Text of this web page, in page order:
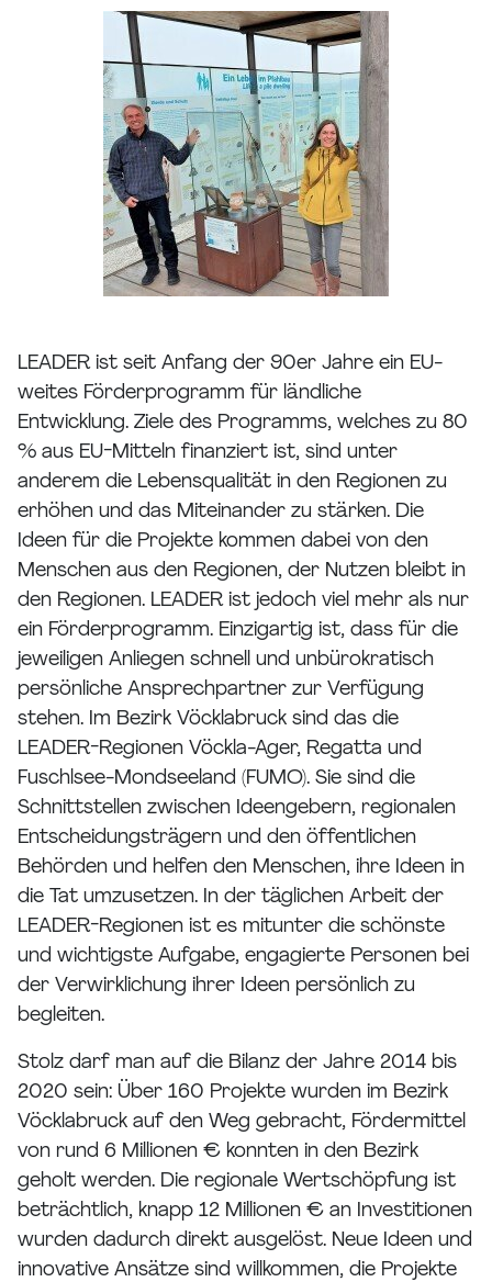
LEADER ist seit Anfang der 90er Jahre ein EU-
weites Förderprogramm für ländliche
Entwicklung. Ziele des Programms, welches zu 80
% aus EU-Mitteln finanziert ist, sind unter
anderem die Lebensqualität in den Regionen zu
erhöhen und das Miteinander zu stärken. Die
Ideen für die Projekte kommen dabei von den
Menschen aus den Regionen, der Nutzen bleibt in
den Regionen. LEADER ist jedoch viel mehr als nur
ein Förderprogramm. Einzigartig ist, dass für die
jeweiligen Anliegen schnell und unbürokratisch
persönliche Ansprechpartner zur Verfügung
stehen. Im Bezirk Vöcklabruck sind das die
LEADER-Regionen Vöckla-Ager, Regatta und
Fuschlsee-Mondseeland (FUMO). Sie sind die
Schnittstellen zwischen Ideengebern, regionalen
Entscheidungsträgern und den öffentlichen
Behörden und helfen den Menschen, ihre Ideen in
die Tat umzusetzen. In der täglichen Arbeit der
LEADER-Regionen ist es mitunter die schönste
und wichtigste Aufgabe, engagierte Personen bei
der Verwirklichung ihrer Ideen persönlich zu
begleiten.
Stolz darf man auf die Bilanz der Jahre 2014 bis
2020 sein: Über 160 Projekte wurden im Bezirk
Vöcklabruck auf den Weg gebracht, Fördermittel
von rund 6 Millionen € konnten in den Bezirk
geholt werden. Die regionale Wertschöpfung ist
beträchtlich, knapp 12 Millionen € an Investitionen
wurden dadurch direkt ausgelöst. Neue Ideen und
innovative Ansätze sind willkommen, die Projekte